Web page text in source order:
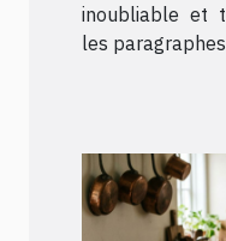
inoubliable et
les